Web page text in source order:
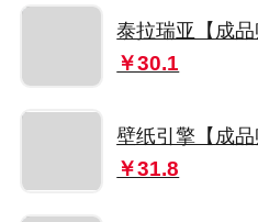
泰拉瑞亚【成品
￥30.1
壁纸引擎【成品
￥31.8